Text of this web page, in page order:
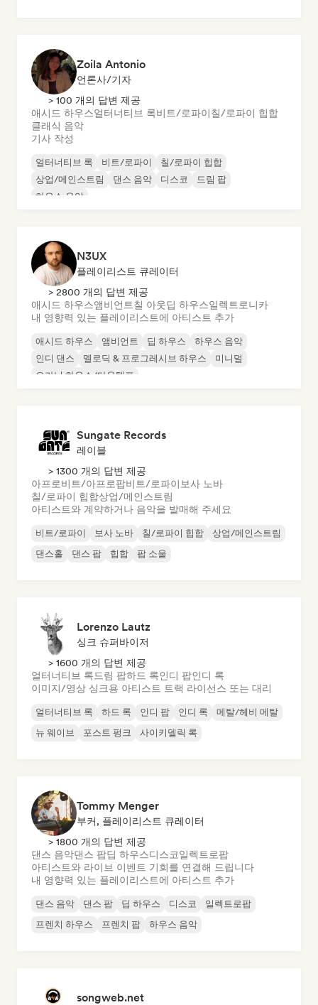
Zoila Antonio
언론사/기자
> 100 개의 답변 제공
애시드 하우스얼터너티브 록비트/로파이칠/로파이 힙합
클래식 음악
기사 작성
얼터너티브 록 비트/로파이
칠/로파이 힙합
상업/메인스트림
댄스 음악 디스코
드림 팝
하우스 음악
N3UX
플레이리스트 큐레이터
> 2800 개의 답변 제공
애시드 하우스앰비언트칠 아웃딥 하우스일렉트로니카
내 영향력 있는 플레이리스트에 아티스트 추가
애시드 하우스 앰비언트 딥 하우스
하우스 음악
인디 댄스
멜로딕 & 프로그레시브 하우스
미니멀
오가닉 하우스/다운템포
Sungate Records
레이블
> 1300 개의 답변 제공
아프로비트/아프로팝비트/로파이 보사 노바
칠/로파이 힙합상업/메인스트림
아티스트와 계약하거나 음악을 발매해 주세요
비트/로파이 보사 노바 칠/로파이 힙합
상업/메인스트림
댄스홀
댄스 팝 힙합 팝 소울
Lorenzo Lautz
싱크 슈퍼바이저
> 1600 개의 답변 제공
얼터너티브 록드림 팝하드 록인디 팝인디 록
이미지/영상 싱크용 아티스트 트랙 라이선스 또는 대리
얼터너티브 록 하드 록 인디 팝 인디 록
메탈/헤비 메탈
뉴 웨이브
포스트 펑크 사이키델릭 록
Tommy Menger
부커, 플레이리스트 큐레이터
> 1800 개의 답변 제공
댄스 음악댄스 팝딥 하우스디스코일렉트로팝
아티스트와 라이브 이벤트 기회를 연결해 드립니다
내 영향력 있는 플레이리스트에 아티스트 추가
댄스 음악 댄스 팝 딥 하우스 디스코
일렉트로팝
프렌치 하우스
프렌치 팝 하우스 음악
songweb.net